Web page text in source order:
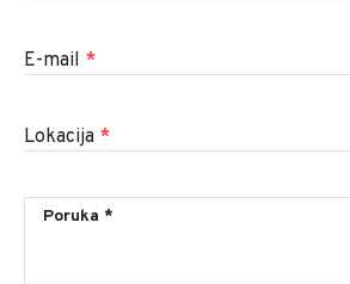
E-mail *
Lokacija *